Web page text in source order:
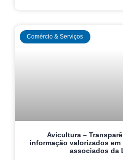
Comércio & Serviços
Avicultura –
informação valorizados
associados da